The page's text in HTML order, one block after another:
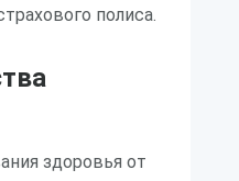
полиса.
здоровья от